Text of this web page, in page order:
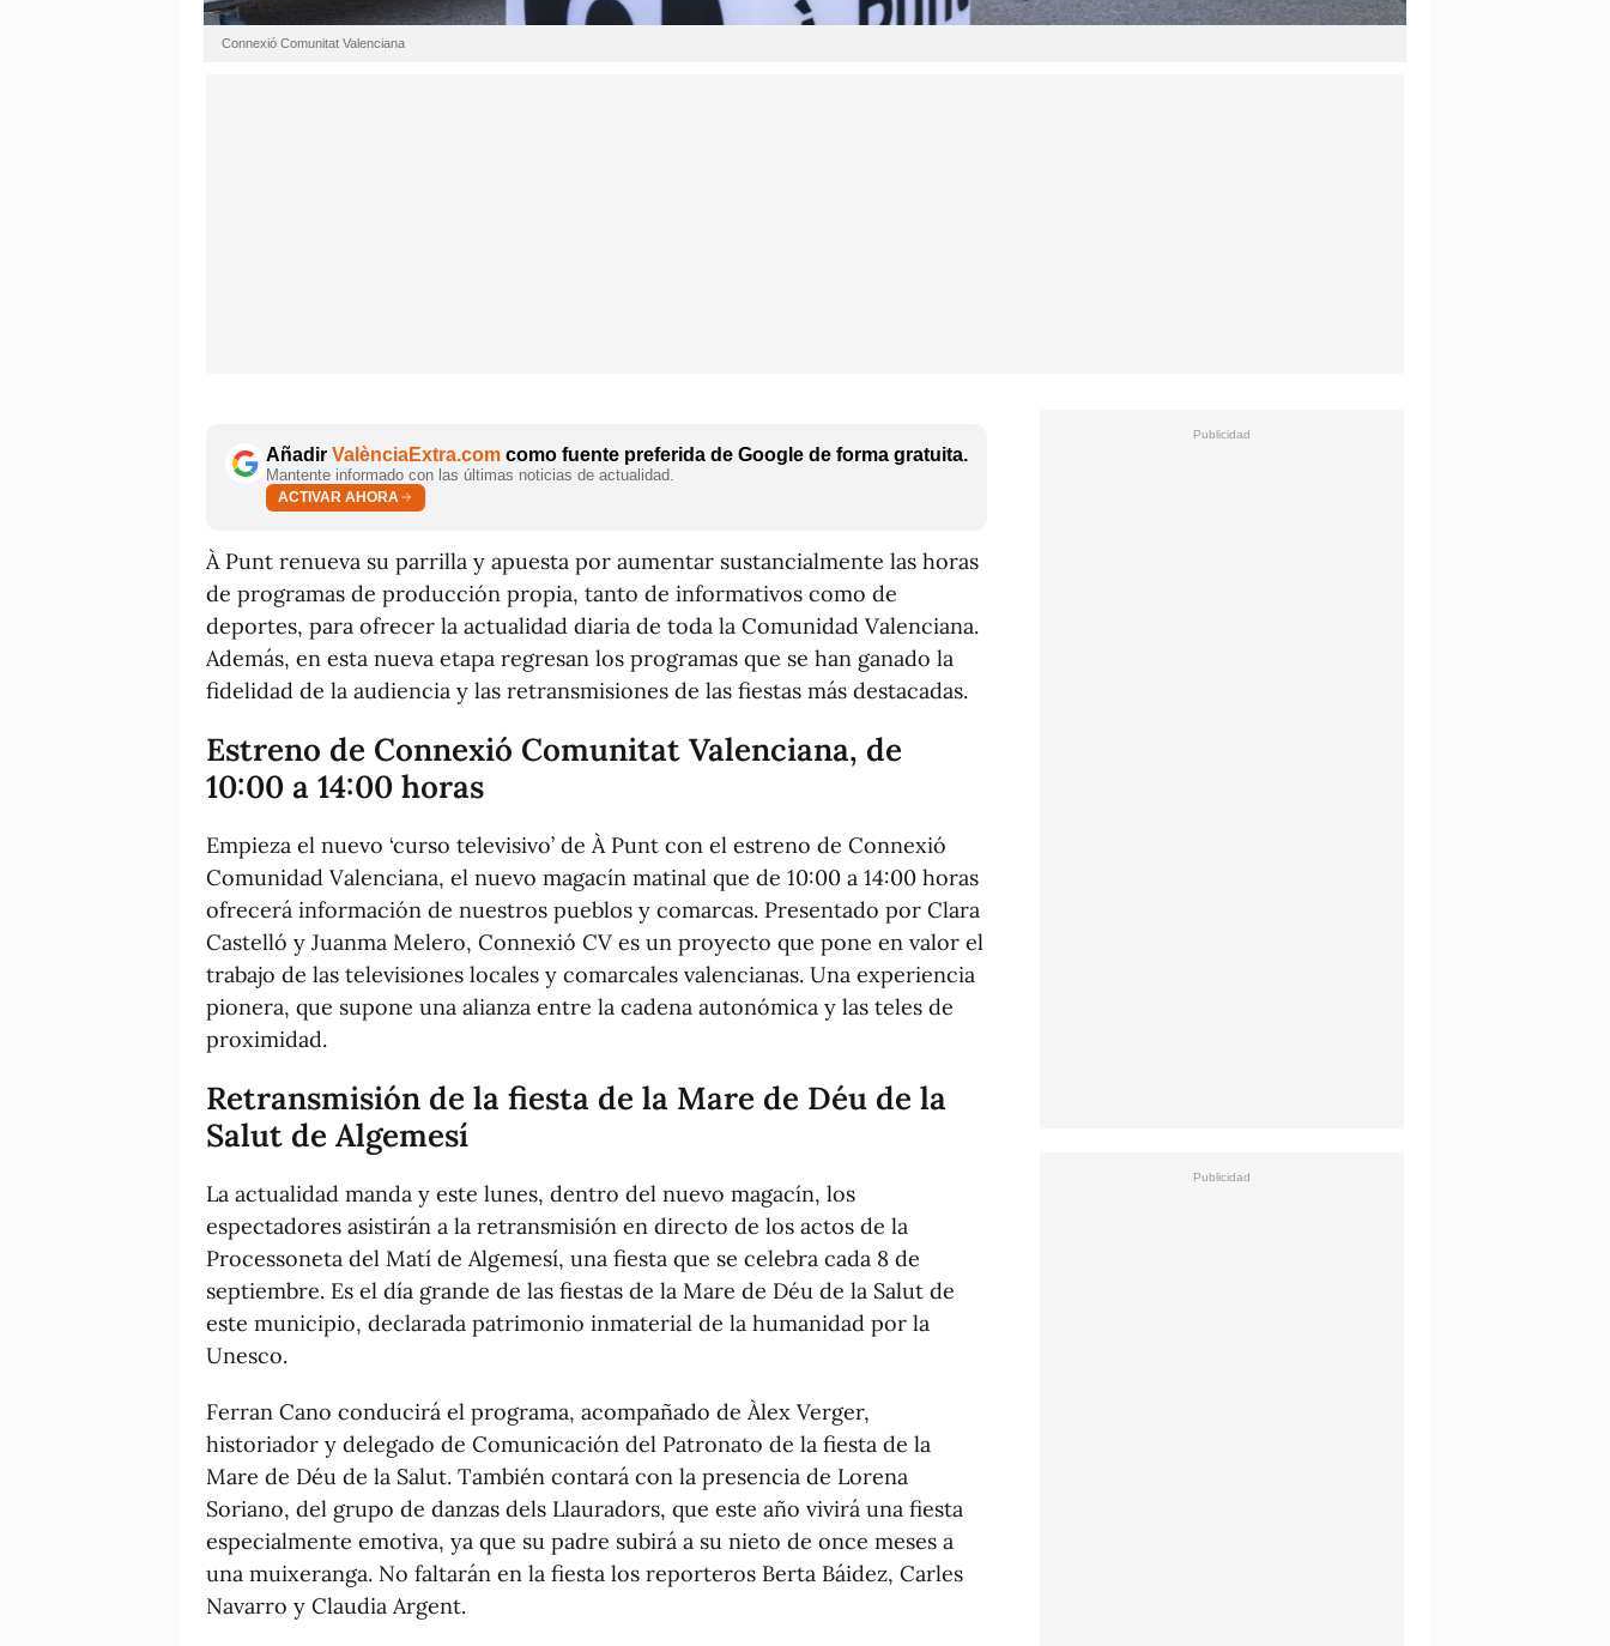
Connexió Comunitat Valenciana
Añadir ValènciaExtra.com como fuente preferida de Google de forma gratuita.
Mantente informado con las últimas noticias de actualidad.
ACTIVAR AHORA
À Punt renueva su parrilla y apuesta por aumentar sustancialmente las horas
de programas de producción propia, tanto de informativos como de
deportes, para ofrecer la actualidad diaria de toda la Comunidad Valenciana.
Además, en esta nueva etapa regresan los programas que se han ganado la
fidelidad de la audiencia y las retransmisiones de las fiestas más destacadas.
Estreno de Connexió Comunitat Valenciana, de
10:00 a 14:00 horas
Empieza el nuevo ‘curso televisivo’ de À Punt con el estreno de Connexió
Comunidad Valenciana, el nuevo magacín matinal que de 10:00 a 14:00 horas
ofrecerá información de nuestros pueblos y comarcas. Presentado por Clara
Castelló y Juanma Melero, Connexió CV es un proyecto que pone en valor el
trabajo de las televisiones locales y comarcales valencianas. Una experiencia
pionera, que supone una alianza entre la cadena autonómica y las teles de
proximidad.
Retransmisión de la fiesta de la Mare de Déu de la
Salut de Algemesí
La actualidad manda y este lunes, dentro del nuevo magacín, los
espectadores asistirán a la retransmisión en directo de los actos de la
Processoneta del Matí de Algemesí, una fiesta que se celebra cada 8 de
septiembre. Es el día grande de las fiestas de la Mare de Déu de la Salut de
este municipio, declarada patrimonio inmaterial de la humanidad por la
Unesco.
Ferran Cano conducirá el programa, acompañado de Àlex Verger,
historiador y delegado de Comunicación del Patronato de la fiesta de la
Mare de Déu de la Salut. También contará con la presencia de Lorena
Soriano, del grupo de danzas dels Llauradors, que este año vivirá una fiesta
especialmente emotiva, ya que su padre subirá a su nieto de once meses a
una muixeranga. No faltarán en la fiesta los reporteros Berta Báidez, Carles
Navarro y Claudia Argent.